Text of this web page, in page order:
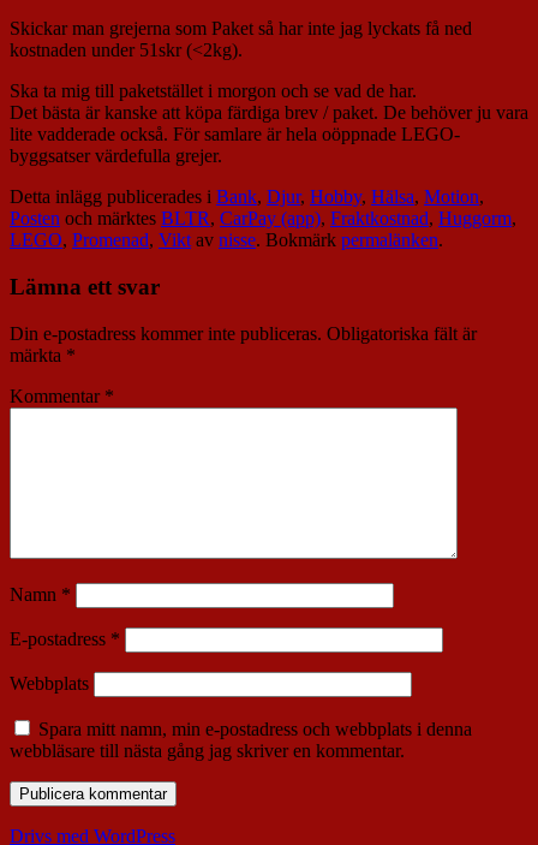
Skickar man grejerna som Paket så har inte jag lyckats få ned
kostnaden under 51skr (<2kg).
Ska ta mig till paketstället i morgon och se vad de har.
Det bästa är kanske att köpa färdiga brev / paket. De behöver ju vara
lite vadderade också. För samlare är hela oöppnade LEGO-
byggsatser värdefulla grejer.
Detta inlägg publicerades i Bank, Djur, Hobby, Hälsa, Motion,
Posten och märktes BLTR, CarPay (app), Fraktkostnad, Huggorm,
LEGO, Promenad, Viktav nisse. Bokmärk permalänken.
Lämna ett svar
Din e-postadress kommer inte publiceras. Obligatoriska fält är
märkta *
Kommentar *
Namn *
E-postadress *
Webbplats
Spara mitt namn, min e-postadress och webbplats i denna
webbläsare till nästa gång jag skriver en kommentar.
Drivs med WordPress